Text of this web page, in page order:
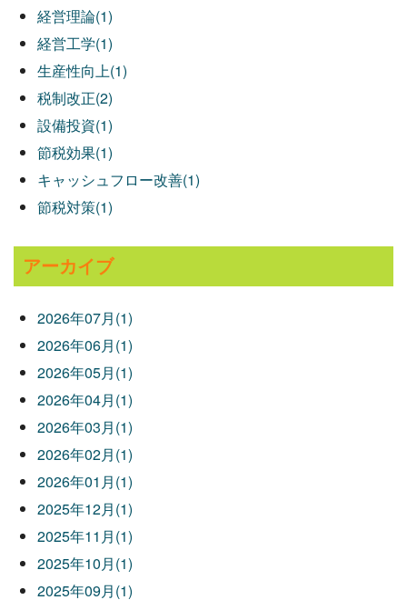
経営理論(1)
経営工学(1)
生産性向上(1)
税制改正(2)
設備投資(1)
節税効果(1)
キャッシュフロー改善(1)
節税対策(1)
アーカイブ
2026年07月(1)
2026年06月(1)
2026年05月(1)
2026年04月(1)
2026年03月(1)
2026年02月(1)
2026年01月(1)
2025年12月(1)
2025年11月(1)
2025年10月(1)
2025年09月(1)